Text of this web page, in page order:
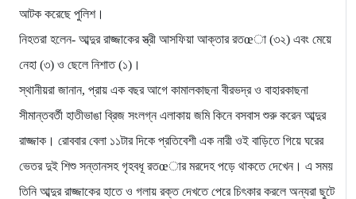
আটক করেছে পুলিশ।
নিহতরা হলেন- আব্দুর রাজ্জাকের স্ত্রী আসফিয়া আক্তার রতœা (৩২) এবং মেয়ে
নেহা (৩) ও ছেলে নিশাত (১)।
স্থানীয়রা জানান, প্রায় এক বছর আগে কামালকাছনা বীরভদ্র ও বাহারকাছনা
সীমান্তবর্তী হাতীভাঙা ব্রিজ সংলগ্ন এলাকায় জমি কিনে বসবাস শুরু করেন আব্দুর
রাজ্জাক। রোববার বেলা ১১টার দিকে প্রতিবেশী এক নারী ওই বাড়িতে গিয়ে ঘরের
ভেতর দুই শিশু সন্তানসহ গৃহবধূ রতœার মরদেহ পড়ে থাকতে দেখেন। এ সময়
তিনি আব্দুর রাজ্জাকের হাতে ও গলায় রক্ত দেখতে পেরে চিৎকার করলে অন্যরা ছুটে